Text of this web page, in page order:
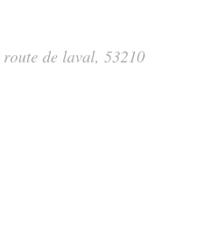
route de laval, 53210